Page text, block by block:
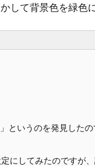
して背景色を緑色
いうのを発見した
にしてみたのですが